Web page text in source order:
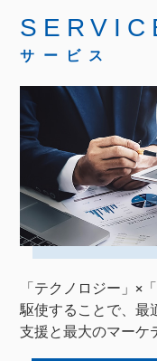
サービス
「テクノロジー」×
駆使することで、最
支援と最大のマーケ